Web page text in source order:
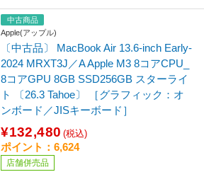
中古商品
Apple(アップル)
〔中古品〕 MacBook Air 13.6-inch Early-
2024 MRXT3J／A Apple M3 8コアCPU_
8コアGPU 8GB SSD256GB スターライ
ト 〔26.3 Tahoe〕 ［グラフィック：オ
ンボード／JISキーボード］
¥132,480 (税込)
ポイント：6,624
店舗併売品